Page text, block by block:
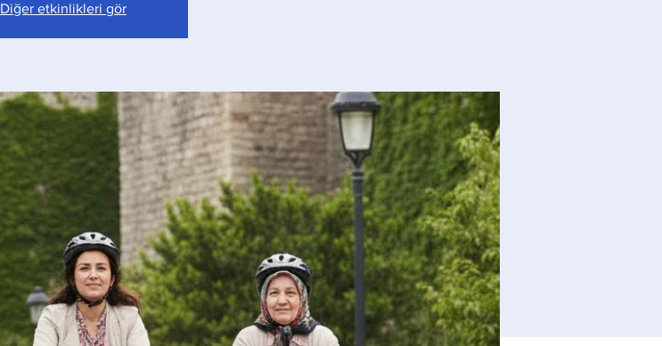
Diğer etkinlikleri gör